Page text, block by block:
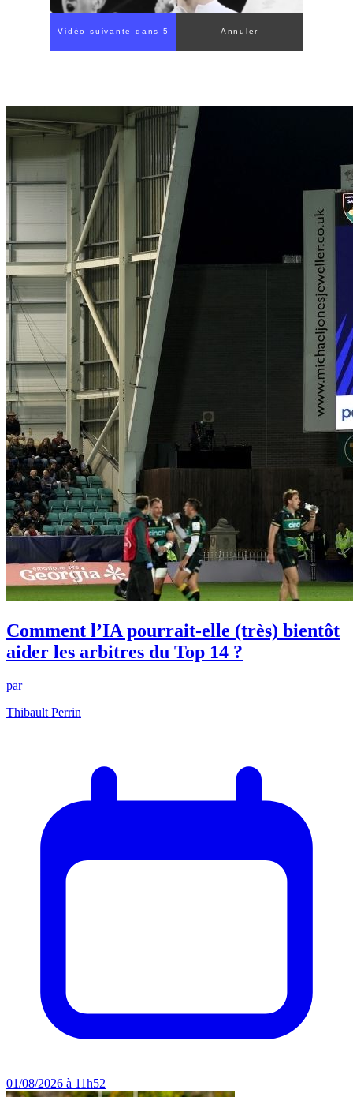
Vidéo suivante dans 3 Annuler
Comment l’IA pourrait-elle (très) bientôt
aider les arbitres du Top 14 ?
par
Thibault Perrin
01/08/2026 à 11h52